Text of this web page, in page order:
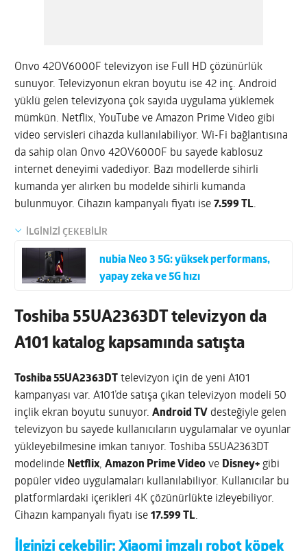
Onvo 42OV6000F televizyon ise Full HD çözünürlük
sunuyor. Televizyonun ekran boyutu ise 42 inç. Android
yüklü gelen televizyona çok sayıda uygulama yüklemek
mümkün. Netflix, YouTube ve Amazon Prime Video gibi
video servisleri cihazda kullanılabiliyor. Wi-Fi bağlantısına
da sahip olan Onvo 42OV6000F bu sayede kablosuz
internet deneyimi vadediyor. Bazı modellerde sihirli
kumanda yer alırken bu modelde sihirli kumanda
bulunmuyor. Cihazın kampanyalı fiyatı ise7.599 TL.
İLGİNİZİ ÇEKEBİLİR
nubia Neo 3 5G: yüksek performans,
yapay zeka ve 5G hızı
Toshiba 55UA2363DT televizyon da
A101 katalog kapsamında satışta
Toshiba 55UA2363DT
televizyon için de yeni A101
kampanyası var. A101’de satışa çıkan televizyon modeli 50
inçlik ekran boyutu sunuyor.Android TV desteğiyle gelen
televizyon bu sayede kullanıcıların uygulamalar ve oyunlar
yükleyebilmesine imkan tanıyor. Toshiba 55UA2363DT
modelinde Netflix,Amazon Prime Video ve Disney+ gibi
popüler video uygulamaları kullanılabiliyor. Kullanıcılar bu
platformlardaki içerikleri 4K çözünürlükte izleyebiliyor.
Cihazın kampanyalı fiyatı ise17.599 TL.
İlginizi çekebilir:Xiaomi imzalı robot köpek